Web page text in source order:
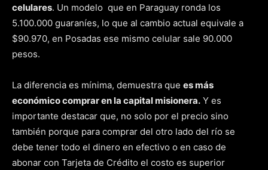
celulares. Un modelo que en Paraguay ronda los
5.100.000 guaraníes, lo que al cambio actual equivale a
$90.970, en Posadas ese mismo celular sale 90.000
pesos.
La diferencia es mínima, demuestra que es más
económico comprar en la capital misionera. Y es
importante destacar que, no solo por el precio sino
también porque para comprar del otro lado del río se
debe tener todo el dinero en efectivo o en caso de
abonar con Tarjeta de Crédito el costo es superior